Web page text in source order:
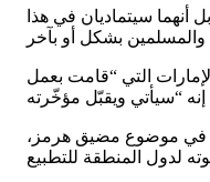
في عدوانهما على إيران في حزيران/يونيو 2025 إضافة إلى غزة ولبنان، بل أنهما سيتماديان في هذا
التي “قامت بعمل
في موضوع مضيق هرمز،
لدول المنطقة للتطبيع